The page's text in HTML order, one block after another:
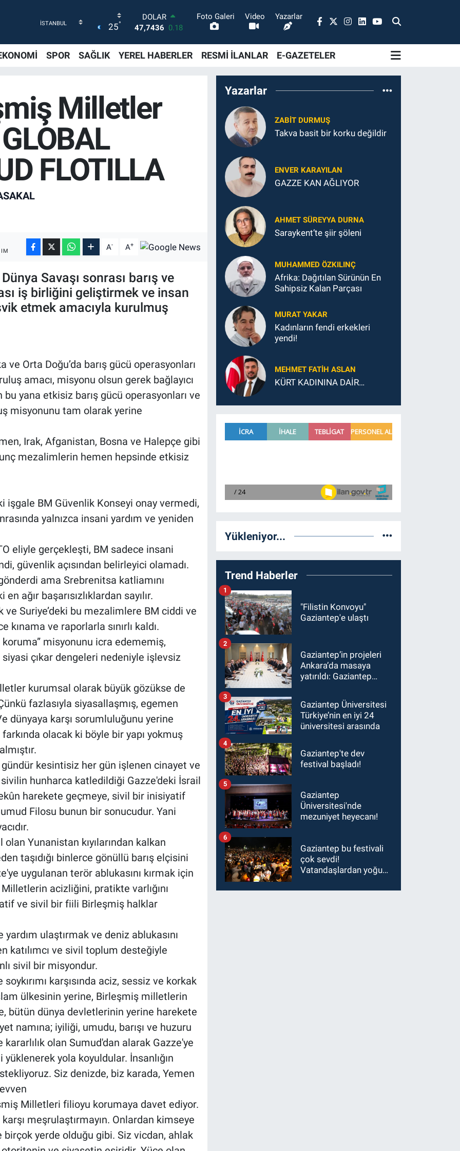
25°
DOLAR
47,7436 0.18
STERLİN
BİST100
13.779
Foto Galeri Video Yazarlar
SPOR SAĞLIK YEREL HABERLER RESMİ İLANLAR E-GAZETELER
Milletler
FLOTILLA
A- A+
Savaşı sonrası barış ve
iş birliğini geliştirmek ve insan
etmek amacıyla kurulmuş
Orta Doğu’da barış gücü operasyonları
amacı, misyonu olsun gerek bağlayıcı
bu yana etkisiz barış gücü operasyonları ve
misyonunu tam olarak yerine
Irak, Afganistan, Bosna ve Halepçe gibi
mezalimlerin hemen hepsinde etkisiz
işgale BM Güvenlik Konseyi onay vermedi,
yalnızca insani yardım ve yeniden
eliyle gerçekleşti, BM sadece insani
güvenlik açısından belirleyici olamadı.
ama Srebrenitsa katliamını
ağır başarısızlıklardan sayılır.
Suriye’deki bu mezalimlere BM ciddi ve
kınama ve raporlarla sınırlı kaldı.
koruma” misyonunu icra edememiş,
çıkar dengeleri nedeniyle işlevsiz
kurumsal olarak büyük gözükse de
fazlasıyla siyasallaşmış, egemen
dünyaya karşı sorumluluğunu yerine
olacak ki böyle bir yapı yokmuş
kesintisiz her gün işlenen cinayet ve
hunharca katledildiği Gazze'deki İsrail
harekete geçmeye, sivil bir inisiyatif
Filosu bunun bir sonucudur. Yani
Yunanistan kıyılarından kalkan
taşıdığı binlerce gönüllü barış elçisini
uygulanan terör ablukasını kırmak için
acizliğini, pratikte varlığını
ve sivil bir fiili Birleşmiş halklar
yardım ulaştırmak ve deniz ablukasını
katılımcı ve sivil toplum desteğiyle
sivil bir misyondur.
karşısında aciz, sessiz ve korkak
ülkesinin yerine, Birleşmiş milletlerin
bütün dünya devletlerinin yerine harekete
namına; iyiliği, umudu, barışı ve huzuru
olan Sumud'dan alarak Gazze'ye
yola koyuldular. İnsanlığın
Siz denizde, biz karada, Yemen
Milletleri filioyu korumaya davet ediyor.
meşrulaştırmayın. Onlardan kimseye
birçok yerde olduğu gibi. Siz vicdan, ahlak
Yazarlar
ZABIT DURMUŞ
Takva basit bir korku değildir
ENVER KARAYILAN
GAZZE KAN AĞLIYOR
AHMET SÜREYYA DURNA
Saraykent’te şiir şöleni
MUHAMMED ÖZKILINÇ
Afrika: Dağıtılan Sürünün En
Sahipsiz Kalan Parçası
MURAT YAKAR
Kadınların fendi erkekleri
yendi!
MEHMET FATIH ASLAN
KÜRT KADININA DAİR…
Yükleniyor...
Trend Haberler
"Filistin Konvoyu"
Gaziantep'e ulaştı
1
Gaziantep’in projeleri
Ankara’da masaya
yatırıldı: Gaziantep
Şimşek’e ziyaret!
2
Gaziantep Üniversitesi
Türkiye’nin en iyi 24
üniversitesi arasında
3
Gaziantep'te dev
festival başladı!
4
Gaziantep
Üniversitesi'nde
mezuniyet heyecanı!
5
Gaziantep bu festivali
çok sevdi!
Vatandaşlardan yoğun
6